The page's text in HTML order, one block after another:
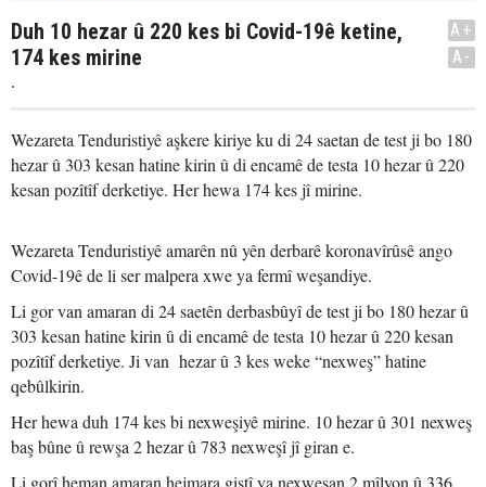
Duh 10 hezar û 220 kes bi Covid-19ê ketine,
174 kes mirine
.
A+
A-
Wezareta Tenduristiyê aşkere kiriye ku di 24 saetan de test ji bo 180
hezar û 303 kesan hatine kirin û di encamê de testa 10 hezar û 220
kesan pozîtîf derketiye. Her hewa 174 kes jî mirine.
Wezareta Tenduristiyê amarên nû yên derbarê koronavîrûsê ango
Covid-19ê de li ser malpera xwe ya fermî weşandiye.
Li gor van amaran di 24 saetên derbasbûyî de test ji bo 180 hezar û
303 kesan hatine kirin û di encamê de testa 10 hezar û 220 kesan
pozîtîf derketiye. Ji van hezar û 3 kes weke “nexweş” hatine
qebûlkirin.
Her hewa duh 174 kes bi nexweşiyê mirine. 10 hezar û 301 nexweş
baş bûne û rewşa 2 hezar û 783 nexweşî jî giran e.
Li gorî heman amaran hejmara giştî ya nexweşan 2 mîlyon û 336